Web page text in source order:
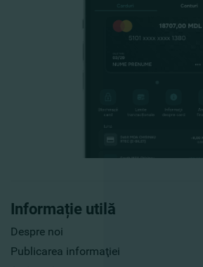
Informație utilă
Despre noi
Publicarea informaţiei